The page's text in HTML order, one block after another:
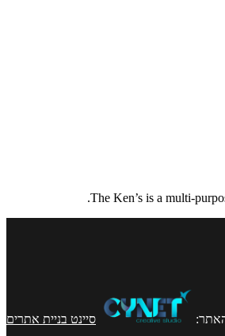
The Ken’s is a multi-
סיינט בניית אתרים